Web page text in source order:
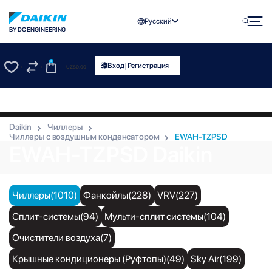
BY DC ENGINEERING
Русский
0
UZS0.00 Вход|Регистрация
Daikin
Чиллеры
Чиллеры с воздушным конденсатором
EWAH-TZPSD
Чиллеры(1010) Фанкойлы(228) VRV(227)
Сплит-системы(94)
Мульти-сплит системы(104)
Очистители воздуха(7)
Крышные кондиционеры (Руфтопы)(49) Sky Air(199)